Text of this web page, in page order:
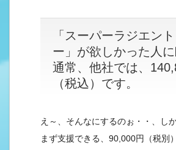
「スーパーラジエン
ー」が欲しかった人に
通常、他社では、
（税込）です。
え～、そんなにするのぉ・・、し
まず支援できる、90,000円（税別